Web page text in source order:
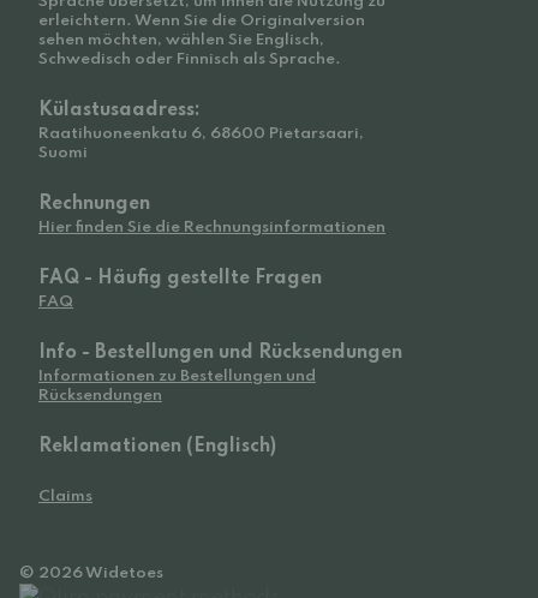
erleichtern. Wenn Sie die Originalversion
sehen möchten, wählen Sie Englisch,
Schwedisch oder Finnisch als Sprache.
Külastusaadress:
Raatihuoneenkatu 6, 68600 Pietarsaari,
Suomi
Rechnungen
Hier finden Sie die Rechnungsinformationen
FAQ - Häufig gestellte Fragen
FAQ
Info - Bestellungen und Rücksendungen
Informationen zu Bestellungen und
Rücksendungen
Reklamationen (Englisch)
Claims
© 2026 Widetoes